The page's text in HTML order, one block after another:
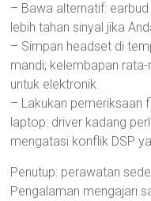
– Bawa alternatif:
lebih tahan sinyal jika
– Simpan headset di
mandi; kelembapan
untuk elektronik.
– Lakukan pemeriksaan
laptop: driver kadang
mengatasi konflik DSP
Penutup: perawatan
Pengalaman mengajari